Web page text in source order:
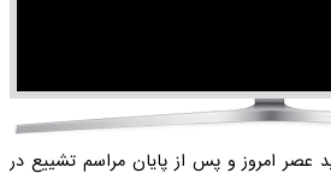
عصر امروز و پس از پایان مراسم تشییع در